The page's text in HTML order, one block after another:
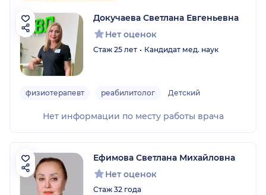
Докучаева Светлана Евгеньевна
Нет оценок
Стаж 25 лет Кандидат мед. наук
физиотерапевт реабилитолог Детский
Нет информации по месту работы врача
Ефимова Светлана Михайловна
Нет оценок
Стаж 32 года